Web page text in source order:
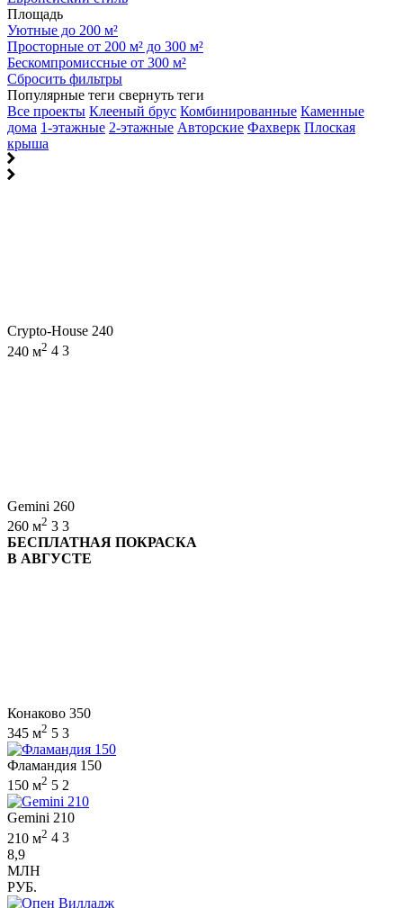
Площадь
Уютные до 200 м²
Просторные от 200 м² до 300 м²
Бескомпромиссные от 300 м²
Сбросить фильтры
Популярные теги свернуть теги
Все проекты Клееный брус Комбинированные Каменные
дома 1-этажные 2-этажные Авторские Фахверк Плоская
крыша
Crypto-House 240
240 м2 4 3
Gemini 260
260 м2 3 3
БЕСПЛАТНАЯ ПОКРАСКА
В АВГУСТЕ
Конаково 350
345 м2 5 3
Фламандия 150
150 м2 5 2
Gemini 210
210 м2 4 3
8,9
МЛН
РУБ.